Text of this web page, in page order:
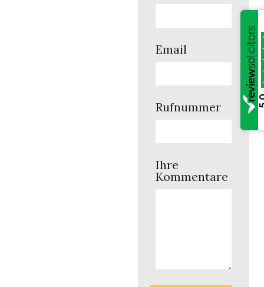
Email
Rufnummer
Ihre
Kommentare